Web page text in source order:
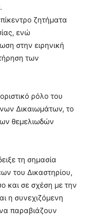
ζητήματα
ενώ
στην ειρηνική
των
ρόλο του
Δικαιωμάτων, το
θεμελιωδών
τη σημασία
του Δικαστηρίου,
και σε σχέση με την
η συνεχιζόμενη
παραβιάζουν